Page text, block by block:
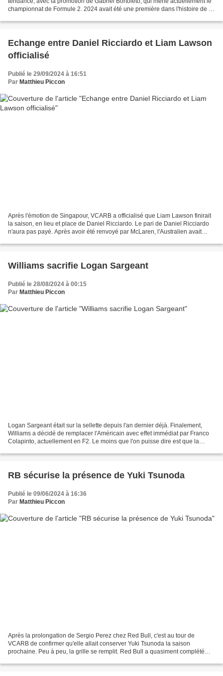
championnat de Formule 2. 2024 avait été une première dans l'histoire de la
Echange entre Daniel Ricciardo et Liam Lawson
officialisé
Publié le 29/09/2024 à 16:51
Par Matthieu Piccon
Après l'émotion de Singapour, VCARB a officialisé que Liam Lawson finirait
la saison, en lieu et place de Daniel Ricciardo. Le pari de Daniel Ricciardo
n'aura pas payé. Après avoir été renvoyé par McLaren, l'Australien avait
Williams sacrifie Logan Sargeant
Publié le 28/08/2024 à 00:15
Par Matthieu Piccon
Logan Sargeant était sur la sellette depuis l'an dernier déjà. Finalement,
Williams a décidé de remplacer l'Américain avec effet immédiat par Franco
Colapinto, actuellement en F2. Le moins que l'on puisse dire est que la
RB sécurise la présence de Yuki Tsunoda
Publié le 09/06/2024 à 16:36
Par Matthieu Piccon
Après la prolongation de Sergio Perez chez Red Bull, c'est au tour de
VCARB de confirmer qu'elle allait conserver Yuki Tsunoda la saison
prochaine. Peu à peu, la grille se remplit. Red Bull a quasiment complété